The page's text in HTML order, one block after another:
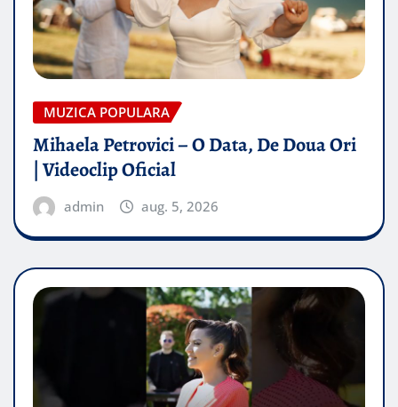
MUZICA POPULARA
Mihaela Petrovici – O Data, De Doua Ori
| Videoclip Oficial
admin aug. 5, 2026